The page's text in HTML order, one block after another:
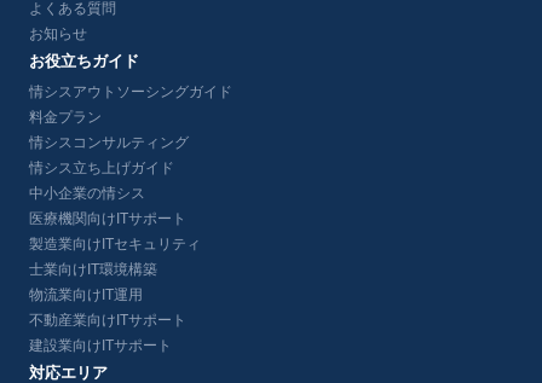
よくある質問
お知らせ
お役立ちガイド
情シスアウトソーシングガイド
料金プラン
情シスコンサルティング
情シス立ち上げガイド
中小企業の情シス
医療機関向けITサポート
製造業向けITセキュリティ
士業向けIT環境構築
物流業向けIT運用
不動産業向けITサポート
建設業向けITサポート
対応エリア